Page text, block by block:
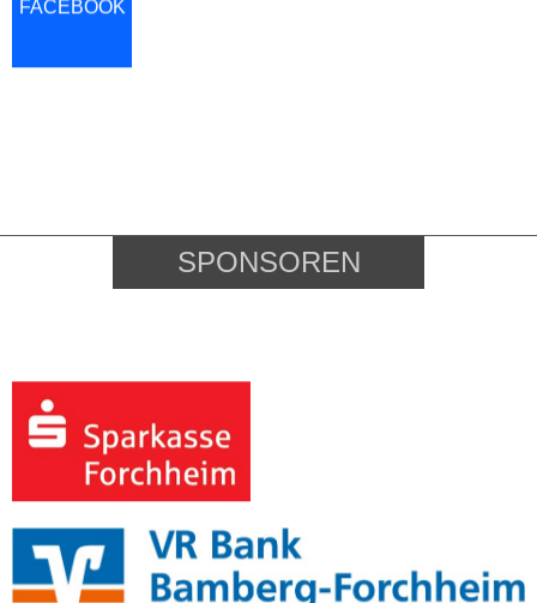
FACEBOOK
SPONSOREN